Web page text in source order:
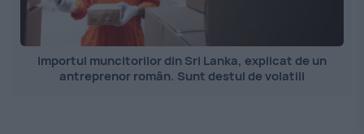
Importul muncitorilor din Sri Lanka, explicat de un
antreprenor român. Sunt destul de volatili